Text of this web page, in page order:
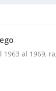
1963 al 1969,